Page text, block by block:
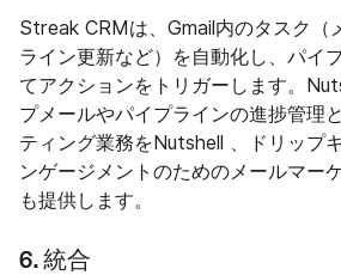
Streak CRMは、Gmail内のタスク（
ライン更新など）を自動化し、パイ
てアクションをトリガーします。
プメールやパイプラインの進捗管理
ティング業務をNutshell 、ドリップ
ンゲージメントのためのメールマー
も提供します。
6. 統合